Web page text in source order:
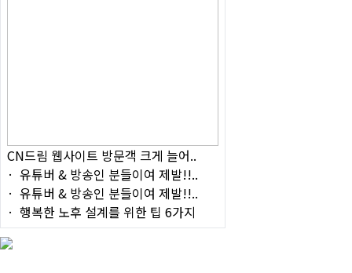
CN드림 웹사이트 방문객 크게 늘어..
유튜버 & 방송인 분들이여 제발!!..
유튜버 & 방송인 분들이여 제발!!..
행복한 노후 설계를 위한 팁 6가지